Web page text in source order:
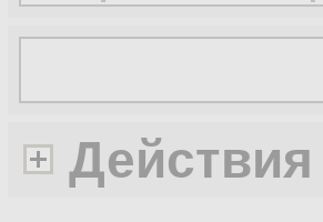
Действия